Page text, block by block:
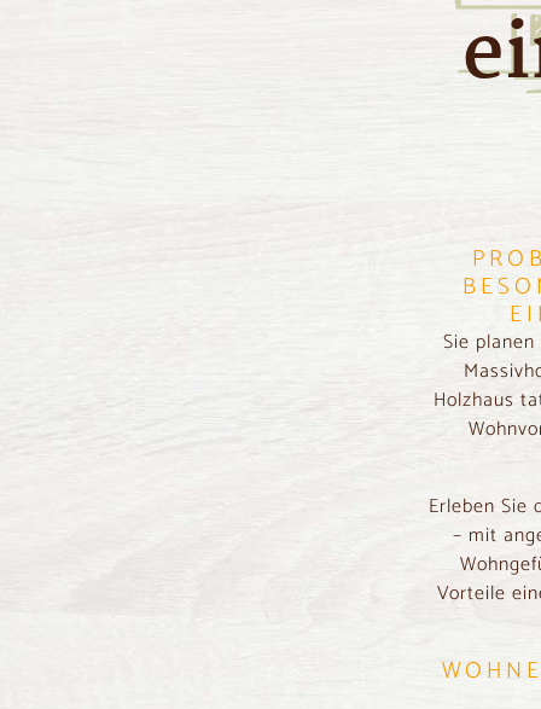
Sie
Holzhaus
Erleben Sie
– mit
Vorteile